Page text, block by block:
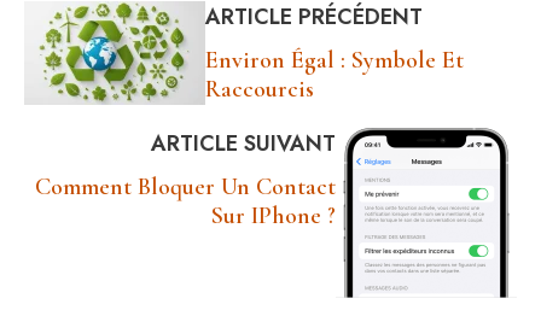
ARTICLE PRÉCÉDENT
Environ Égal : Symbole Et
Raccourcis
ARTICLE SUIVANT
Comment Bloquer Un Contact
Sur IPhone ?